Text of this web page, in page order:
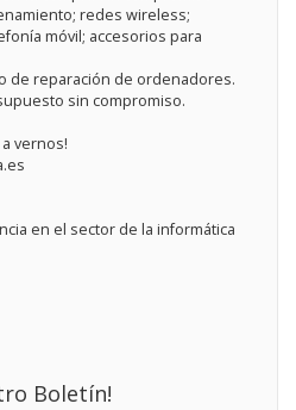
redes wireless;
móvil; accesorios para
de reparación de ordenadores.
sin compromiso.
vernos!
en el sector de la informática
Boletín!